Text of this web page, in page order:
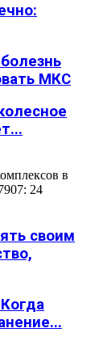
МКС
в
24
своим